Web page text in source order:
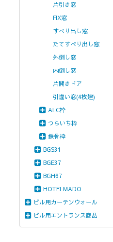
片引き窓
FIX窓
すべり出し窓
たてすべり出し窓
外倒し窓
内倒し窓
片開きドア
引違い窓(4枚建)
ALC枠
つらいち枠
鉄骨枠
BGS31
BGE37
BGH67
HOTELMADO
ビル用カーテンウォール
ビル用エントランス商品